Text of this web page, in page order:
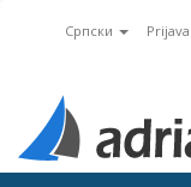
Српски Prijava